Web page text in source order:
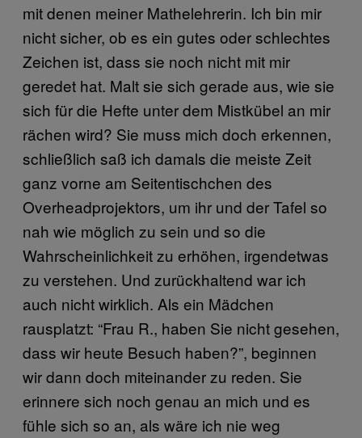
mit denen meiner Mathelehrerin. Ich bin mir
nicht sicher, ob es ein gutes oder schlechtes
Zeichen ist, dass sie noch nicht mit mir
geredet hat. Malt sie sich gerade aus, wie sie
sich für die Hefte unter dem Mistkübel an mir
rächen wird? Sie muss mich doch erkennen,
schließlich saß ich damals die meiste Zeit
ganz vorne am Seitentischchen des
Overheadprojektors, um ihr und der Tafel so
nah wie möglich zu sein und so die
Wahrscheinlichkeit zu erhöhen, irgendetwas
zu verstehen. Und zurückhaltend war ich
auch nicht wirklich. Als ein Mädchen
rausplatzt: “Frau R., haben Sie nicht gesehen,
dass wir heute Besuch haben?”, beginnen
wir dann doch miteinander zu reden. Sie
erinnere sich noch genau an mich und es
fühle sich so an, als wäre ich nie weg